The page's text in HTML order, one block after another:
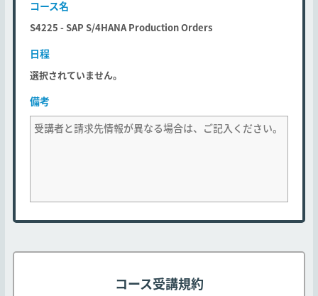
コース名
S4225 - SAP S/4HANA Production Orders
日程
選択されていません。
備考
コース受講規約